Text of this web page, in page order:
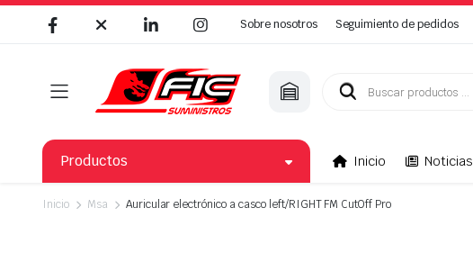
Sobre nosotros Seguimiento de pedidos
Búsqueda
Productos Inicio Noticias
Inicio Msa Auricular electrónico a casco left/RIGHT FM CutOff Pro